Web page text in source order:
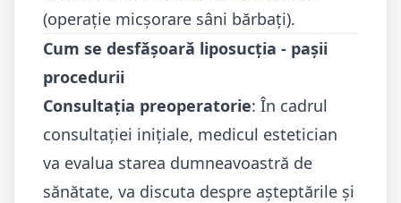
(operație micșorare sâni bărbați).
Cum se desfășoară liposucția - pașii
procedurii
Consultația preoperatorie: În cadrul
consultației inițiale, medicul estetician
va evalua starea dumneavoastră de
sănătate, va discuta despre așteptările și